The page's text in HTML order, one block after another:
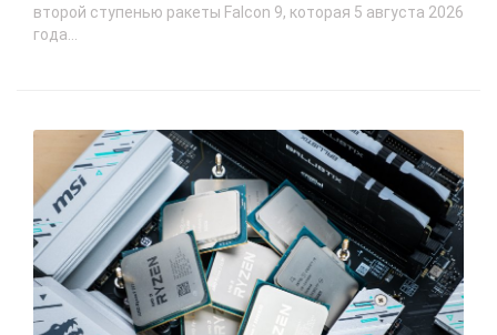
второй ступенью ракеты Falcon 9, которая 5 августа 2026
года...